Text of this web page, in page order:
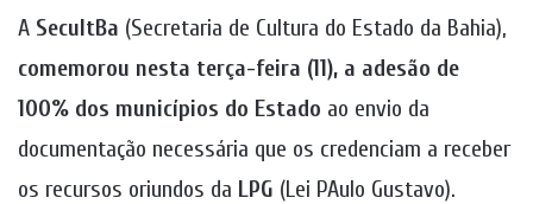
A SecultBa (Secretaria de Cultura do Estado da Bahia),
comemorou nesta terça-feira (11), a adesão de
100% dos municípios do Estado ao envio da
documentação necessária que os credenciam a receber
os recursos oriundos da LPG (Lei PAulo Gustavo).